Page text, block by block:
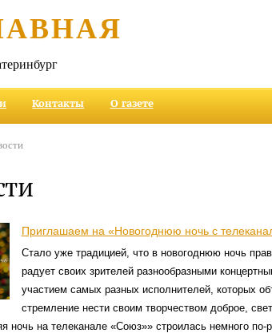
Контакты О газете
Приглашаем на «Новогоднюю ночь с
Стало уже традицией, что в новогоднюю ночь
радует своих зрителей разнообразными
участием самых разных исполнителей, которых
стремление нести своим творчеством доброе,
ночь на телеканале «Союз»» строилась немного по-